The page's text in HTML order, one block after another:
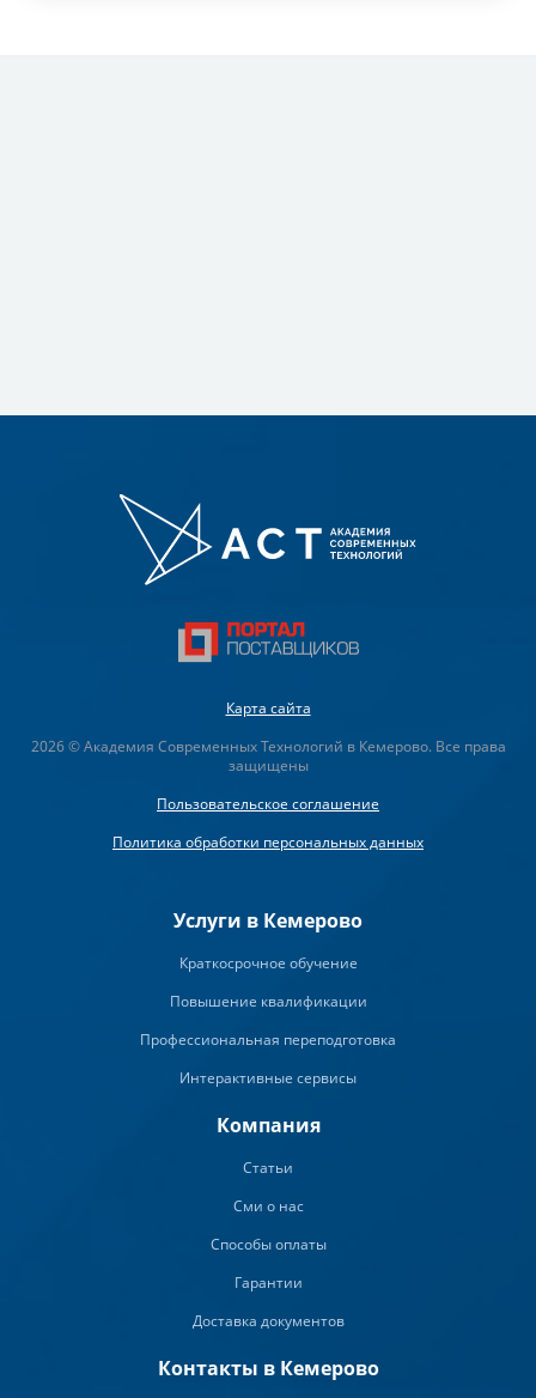
Карта сайта
2026 © Академия Современных Технологий в Кемерово. Все права
защищены
Пользовательское соглашение
Политика обработки персональных данных
Услуги в Кемерово
Краткосрочное обучение
Повышение квалификации
Профессиональная переподготовка
Интерактивные сервисы
Компания
Статьи
Сми о нас
Способы оплаты
Гарантии
Доставка документов
Контакты в Кемерово